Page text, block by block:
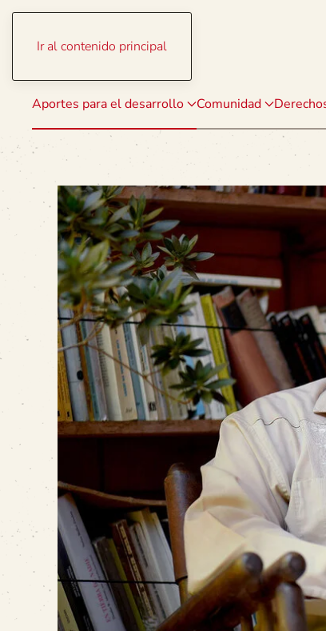
Ir al contenido principal
Aportes para el desarrollo Comunidad